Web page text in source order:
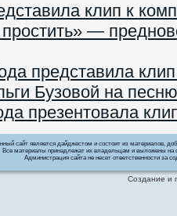
клип к
—
представила
Бузовой на
презентовала
сайт является дайджестом и состоит из материалов,
Все материалы принадлежат их владельцам и выложены на
Администрация сайта не несет ответственности за
Создание и